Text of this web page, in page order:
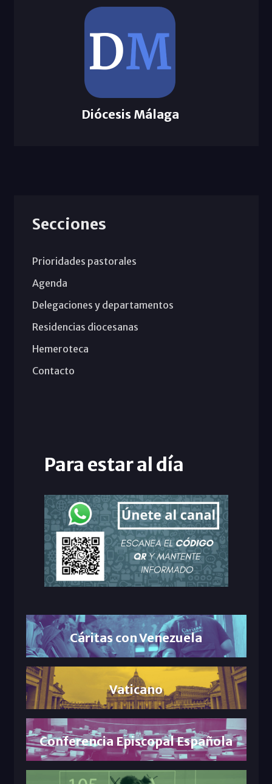
Diócesis Málaga
Secciones
Prioridades pastorales
Agenda
Delegaciones y departamentos
Residencias diocesanas
Hemeroteca
Contacto
Para estar al día
Cáritas con Venezuela
Vaticano
Conferencia Episcopal Española